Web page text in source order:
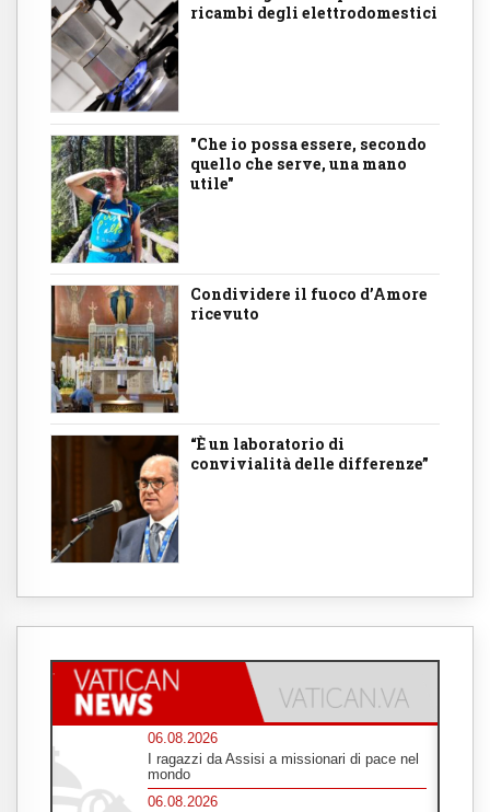
ricambi degli elettrodomestici
"Che io possa essere, secondo
quello che serve, una mano
utile"
Condividere il fuoco d’Amore
ricevuto
“È un laboratorio di
convivialità delle differenze”
06.08.2026
I ragazzi da Assisi a missionari di pace nel
mondo
06.08.2026